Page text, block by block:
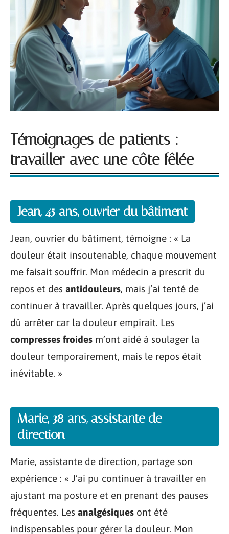
Témoignages de patients :
travailler avec une côte fêlée
Jean, 45 ans, ouvrier du bâtiment
Jean, ouvrier du bâtiment, témoigne : « La
douleur était insoutenable, chaque mouvement
me faisait souffrir. Mon médecin a prescrit du
repos et des antidouleurs, mais j’ai tenté de
continuer à travailler. Après quelques jours, j’ai
dû arrêter car la douleur empirait. Les
compresses froides m’ont aidé à soulager la
douleur temporairement, mais le repos était
inévitable. »
Marie, 38 ans, assistante de
direction
Marie, assistante de direction, partage son
expérience : « J’ai pu continuer à travailler en
ajustant ma posture et en prenant des pauses
fréquentes. Les analgésiques ont été
indispensables pour gérer la douleur. Mon